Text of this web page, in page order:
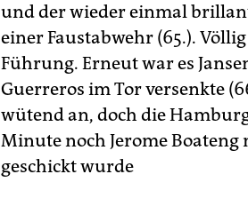
und der wieder einmal
einer Faustabwehr (65.).
Führung. Erneut war es
Guerreros im Tor versenkte
wütend an, doch die
Minute noch Jerome
geschickt wurde